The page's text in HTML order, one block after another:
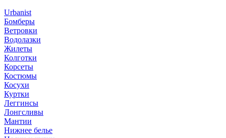
Urbanist
Бомберы
Ветровки
Водолазки
Жилеты
Колготки
Корсеты
Костюмы
Косухи
Куртки
Леггинсы
Лонгсливы
Мантии
Нижнее белье